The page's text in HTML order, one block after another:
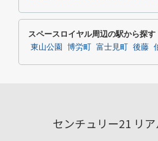
スペースロイヤル周辺の駅から探す
東山公園 博労町 富士見町 後藤
センチュリー21 リ